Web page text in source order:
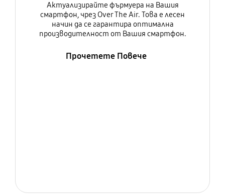
Актуализирайте фърмуера на Вашия
смартфон, чрез Over The Air. Това е лесен
начин да се гарантира оптимална
производителност от Вашия смартфон.
Прочетете Повече